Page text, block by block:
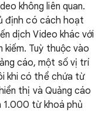
không liên quan.
định có cách hoạt
dịch Video khác với
Tuỳ thuộc vào
cáo, một số vị trí
khi có thể chứa từ
thị và Quảng cáo
1.000 từ khoá phủ